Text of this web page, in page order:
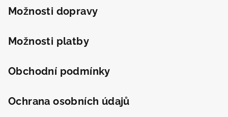
Možnosti dopravy
Možnosti platby
Obchodní podmínky
Ochrana osobních údajů
Powered by chaterimo